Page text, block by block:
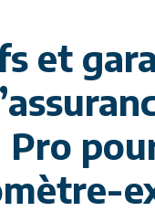
et
Pro